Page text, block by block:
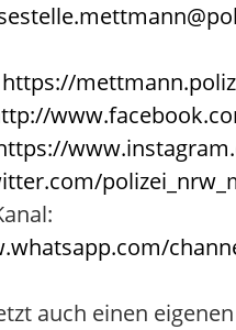
https://
auch einen